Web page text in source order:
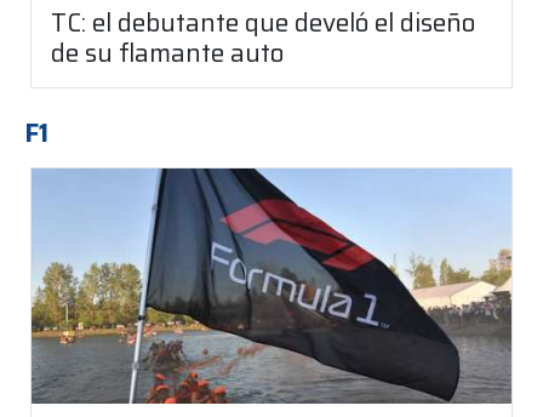
TC: el debutante que develó el diseño
de su flamante auto
F1